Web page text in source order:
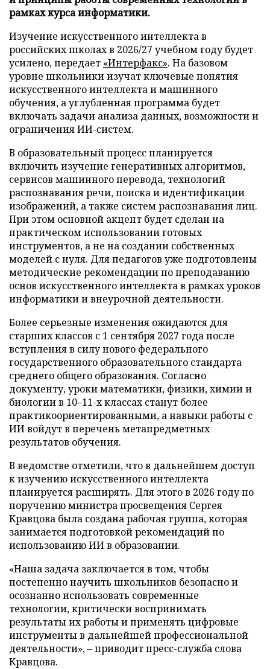
рамках курса информатики.
Изучение искусственного интеллекта в
российских школах в 2026/27 учебном году будет
усилено, передает «Интерфакс». На базовом
уровне школьники изучат ключевые понятия
искусственного интеллекта и машинного
обучения, а углубленная программа будет
включать задачи анализа данных, возможности и
ограничения ИИ-систем.
В образовательный процесс планируется
включить изучение генеративных алгоритмов,
сервисов машинного перевода, технологий
распознавания речи, поиска и идентификации
изображений, а также систем распознавания лиц.
При этом основной акцент будет сделан на
практическом использовании готовых
инструментов, а не на создании собственных
моделей с нуля. Для педагогов уже подготовлены
методические рекомендации по преподаванию
основ искусственного интеллекта в рамках уроков
информатики и внеурочной деятельности.
Более серьезные изменения ожидаются для
старших классов с 1 сентября 2027 года после
вступления в силу нового федерального
государственного образовательного стандарта
среднего общего образования. Согласно
документу, уроки математики, физики, химии и
биологии в 10–11-х классах станут более
практикоориентированными, а навыки работы с
ИИ войдут в перечень метапредметных
результатов обучения.
В ведомстве отметили, что в дальнейшем доступ
к изучению искусственного интеллекта
планируется расширять. Для этого в 2026 году по
поручению министра просвещения Сергея
Кравцова была создана рабочая группа, которая
занимается подготовкой рекомендаций по
использованию ИИ в образовании.
«Наша задача заключается в том, чтобы
постепенно научить школьников безопасно и
осознанно использовать современные
технологии, критически воспринимать
результаты их работы и применять цифровые
инструменты в дальнейшей профессиональной
деятельности», – приводит пресс-служба слова
Кравцова.